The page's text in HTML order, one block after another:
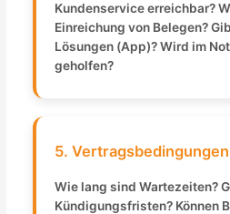
Kundenservice erreichbar?
Einreichung von Belegen?
Lösungen (App)? Wird im
geholfen?
5. Vertragsbedingungen
Wie lang sind Wartezeiten?
Kündigungsfristen? Können